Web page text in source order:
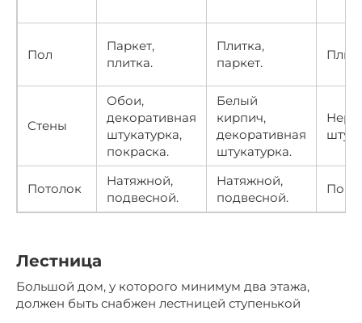
Пол
Паркет,
плитка.
Плитка,
паркет.
Стены
Обои,
декоративная
штукатурка,
покраска.
Белый
кирпич,
декоративная
штукатурка.
Потолок
Натяжной,
подвесной.
Натяжной,
подвесной.
Лестница
Большой дом, у которого минимум два этажа,
должен быть снабжен лестницей ступенькой